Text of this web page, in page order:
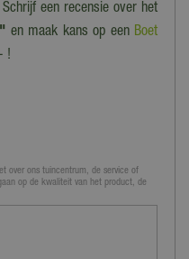
een recensie over het
en maak kans op een Boet
!
over ons tuincentrum, de service of
op de kwaliteit van het product, de